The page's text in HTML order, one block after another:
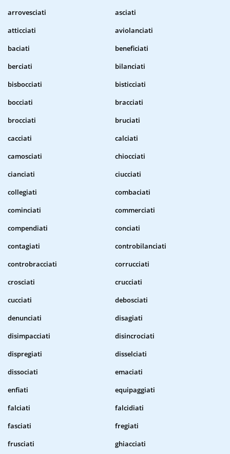
arrovesciati
asciati
atticciati
aviolanciati
baciati
beneficiati
berciati
bilanciati
bisbocciati
bisticciati
bocciati
bracciati
brocciati
bruciati
cacciati
calciati
camosciati
chiocciati
cianciati
ciucciati
collegiati
combaciati
cominciati
commerciati
compendiati
conciati
contagiati
controbilanciati
controbracciati
corrucciati
crosciati
crucciati
cucciati
debosciati
denunciati
disagiati
disimpacciati
disincrociati
dispregiati
disselciati
dissociati
emaciati
enfiati
equipaggiati
falciati
falcidiati
fasciati
fregiati
frusciati
ghiacciati